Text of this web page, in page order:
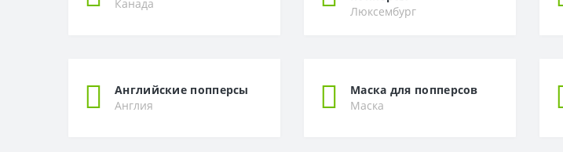
Канада
Люксембург
Английские попперсы
Англия
Маска для попперсов
Маска